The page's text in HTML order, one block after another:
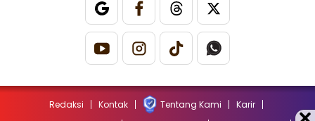
Redaksi Kontak Tentang Kami
Karir